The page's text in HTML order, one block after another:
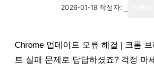
2026-01-18 작성자:
Chrome 업데이트 오류 해결 | 크롬
트 실패 문제로 답답하셨죠? 걱정 마